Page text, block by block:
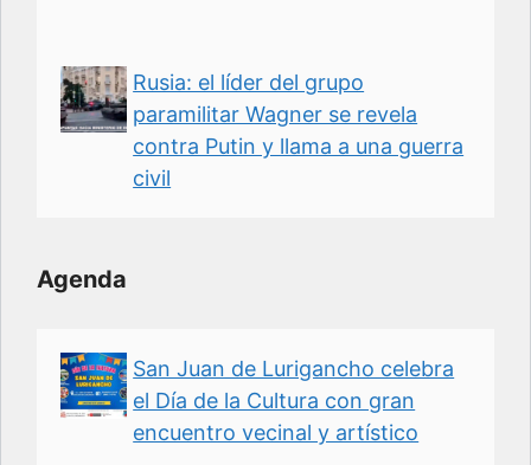
Rusia: el líder del grupo
paramilitar Wagner se revela
contra Putin y llama a una guerra
civil
Agenda
San Juan de Lurigancho celebra
el Día de la Cultura con gran
encuentro vecinal y artístico